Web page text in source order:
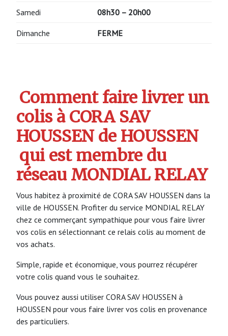
Samedi 08h30 – 20h00
Dimanche FERME
Comment faire livrer un
colis à CORA SAV
HOUSSEN de HOUSSEN
qui est membre du
réseau MONDIAL RELAY
Vous habitez à proximité de CORA SAV HOUSSEN dans la
ville de HOUSSEN. Profiter du service MONDIAL RELAY
chez ce commerçant sympathique pour vous faire livrer
vos colis en sélectionnant ce relais colis au moment de
vos achats.
Simple, rapide et économique, vous pourrez récupérer
votre colis quand vous le souhaitez.
Vous pouvez aussi utiliser CORA SAV HOUSSEN à
HOUSSEN pour vous faire livrer vos colis en provenance
des particuliers.